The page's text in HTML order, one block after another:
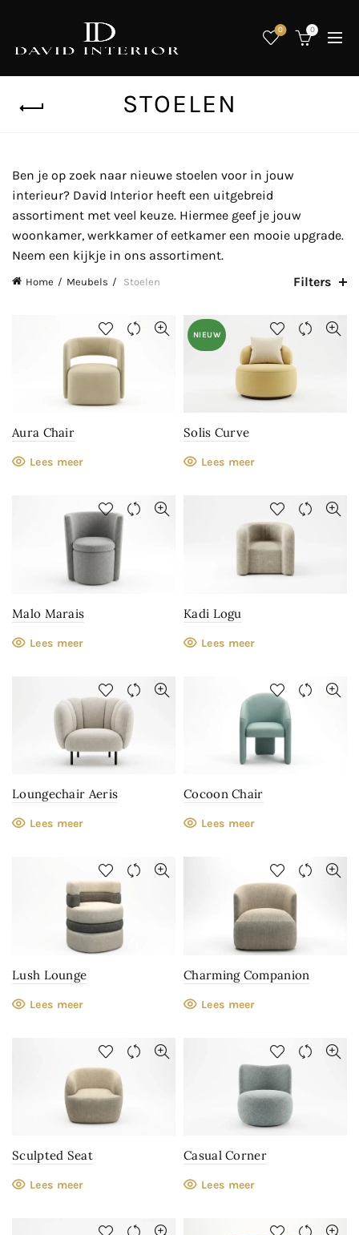
0 0
STOELEN
Ben je op zoek naar nieuwe stoelen voor in jouw
interieur? David Interior heeft een uitgebreid
assortiment met veel keuze. Hiermee geef je jouw
woonkamer, werkkamer of eetkamer een mooie upgrade.
Neem een kijkje in ons assortiment.
Home Meubels Stoelen Filters
Aura Chair
Lees meer
NIEUW
Solis Curve
Lees meer
Malo Marais
Lees meer
Kadi Logu
Lees meer
Loungechair Aeris
Lees meer
Cocoon Chair
Lees meer
Lush Lounge
Lees meer
Charming Companion
Lees meer
Sculpted Seat
Lees meer
Casual Corner
Lees meer